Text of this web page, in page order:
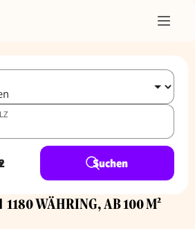
Suchen
1180 WÄHRING, AB 100 M²